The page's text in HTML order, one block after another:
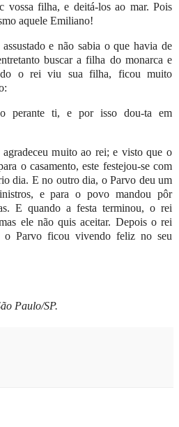
vossa filha, e deitá-los ao mar. Pois
aquele Emiliano!
e não sabia o que havia de
buscar a filha do monarca e
o rei viu sua filha, ficou muito
perante ti, e por isso dou-ta em
muito ao rei; e visto que o
o casamento, este festejou-se com
dia. E no outro dia, o Parvo deu um
e para o povo mandou pôr
E quando a festa terminou, o rei
ele não quis aceitar. Depois o rei
Parvo ficou vivendo feliz no seu
Paulo/SP.